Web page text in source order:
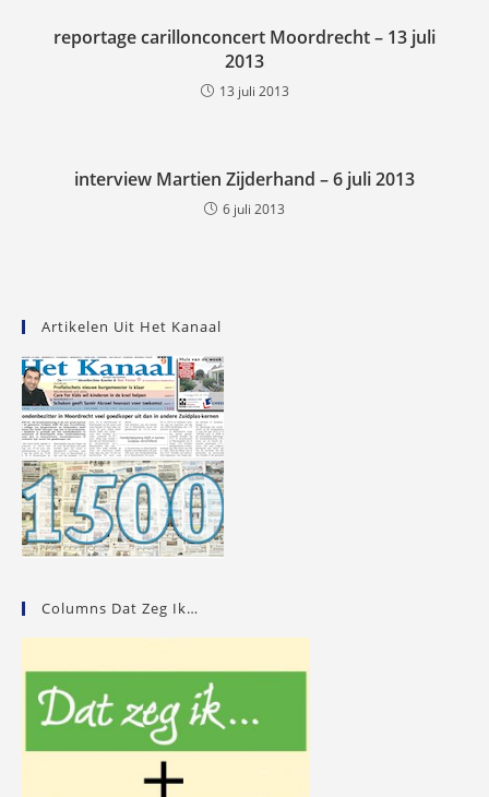
reportage carillonconcert Moordrecht – 13 juli
2013
13 juli 2013
interview Martien Zijderhand – 6 juli 2013
6 juli 2013
Artikelen Uit Het Kanaal
Columns Dat Zeg Ik…